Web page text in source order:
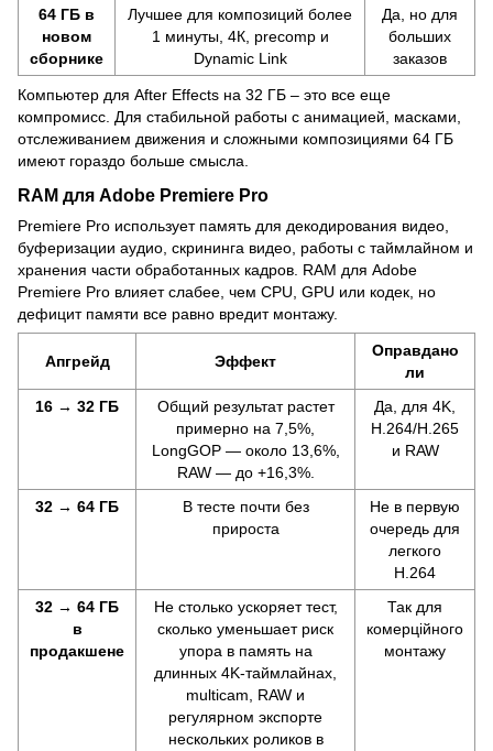
64 ГБ в
новом
сборнике
Лучшее для композиций более
1 минуты, 4К, precomp и
Dynamic Link
Да, но для
больших
заказов
Компьютер для After Effects на 32 ГБ – это все еще
компромисс. Для стабильной работы с анимацией, масками,
отслеживанием движения и сложными композициями 64 ГБ
имеют гораздо больше смысла.
RAM для Adobe Premiere Pro
Premiere Pro использует память для декодирования видео,
буферизации аудио, скрининга видео, работы с таймлайном и
хранения части обработанных кадров. RAM для Adobe
Premiere Pro влияет слабее, чем CPU, GPU или кодек, но
дефицит памяти все равно вредит монтажу.
Апгрейд Эффект
Оправдано
ли
16 → 32 ГБ
Общий результат растет
примерно на 7,5%,
LongGOP — около 13,6%,
RAW — до +16,3%.
Да, для 4K,
H.264/H.265
и RAW
32 → 64 ГБ
В тесте почти без
прироста
Не в первую
очередь для
легкого
H.264
32 → 64 ГБ
в
продакшене
Не столько ускоряет тест,
сколько уменьшает риск
упора в память на
длинных 4K-таймлайнах,
multicam, RAW и
регулярном экспорте
нескольких роликов в
Так для
комерційного
монтажу